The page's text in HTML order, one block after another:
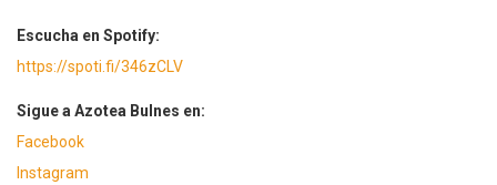
Escucha en Spotify:
https://spoti.fi/346zCLV
Sigue a Azotea Bulnes en:
Facebook
Instagram